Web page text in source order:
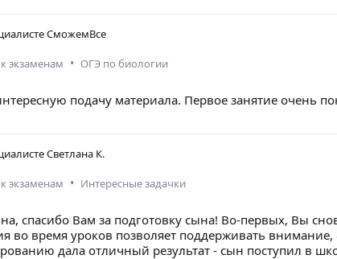
СможемВсе
экзаменам • ОГЭ по биологии
подачу материала. Первое занятие очень
Светлана К.
экзаменам • Интересные задачки
спасибо Вам за подготовку сына! Во-первых, Вы
во время уроков позволяет поддерживать
дала отличный результат - сын поступил в